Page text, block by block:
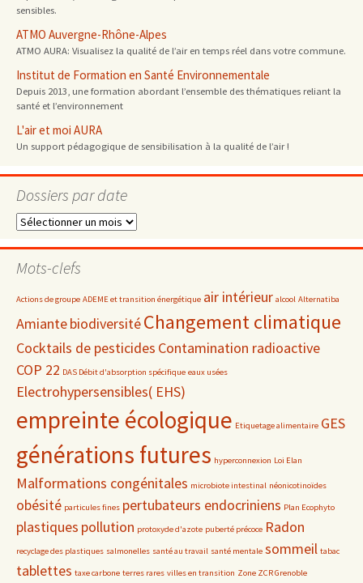
sensibles.
ATMO Auvergne-Rhône-Alpes
ATMO AURA: Visualisez la qualité de l’air en temps réel dans votre commune.
Institut de Formation en Santé Environnementale
Depuis 2013, une formation abordant l’ensemble des thématiques reliant la
santé et l’environnement
L'air et moi AURA
Un support pédagogique de sensibilisation à la qualité de l’air !
Dossiers par date
Dossiers
date
Mots-clefs
Actions de groupe ADEME et transition énergétique air intérieur alcool Alternatiba
AmiantebiodiversitéChangement climatique
Cocktails de pesticides Contamination radioactive
COP 22 DAS Débit d'absorption spécifique eaux usées
Electrohypersensibles( EHS)
empreinte écologique Etiquetage alimentaire GES
générations futures hyperconnexion Loi Elan
Malformations congénitales microbiote intestinal néonicotinoïdes
obésité particules fines pertubateurs endocriniens Plan Ecophyto
plastiques pollution protoxyde d'azote puberté précoce Radon
recyclage des plastiques salmonelles santé au travail santé mentale sommeil tabac
tablettes taxe carbone terres rares villes en transition Zone ZCR Grenoble